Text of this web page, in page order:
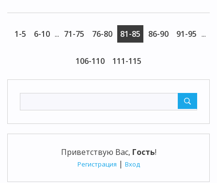
Приветствую Вас, Гость!
Регистрация | Вход
1-5 6-10 ... 71-75 76-80 81-85 86-90 91-95 ...
106-110 111-115